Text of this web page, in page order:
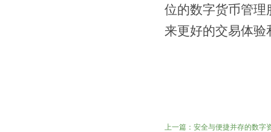
位的数字货币管理
来更好的交易体验
上一篇： 安全与便捷并存的数